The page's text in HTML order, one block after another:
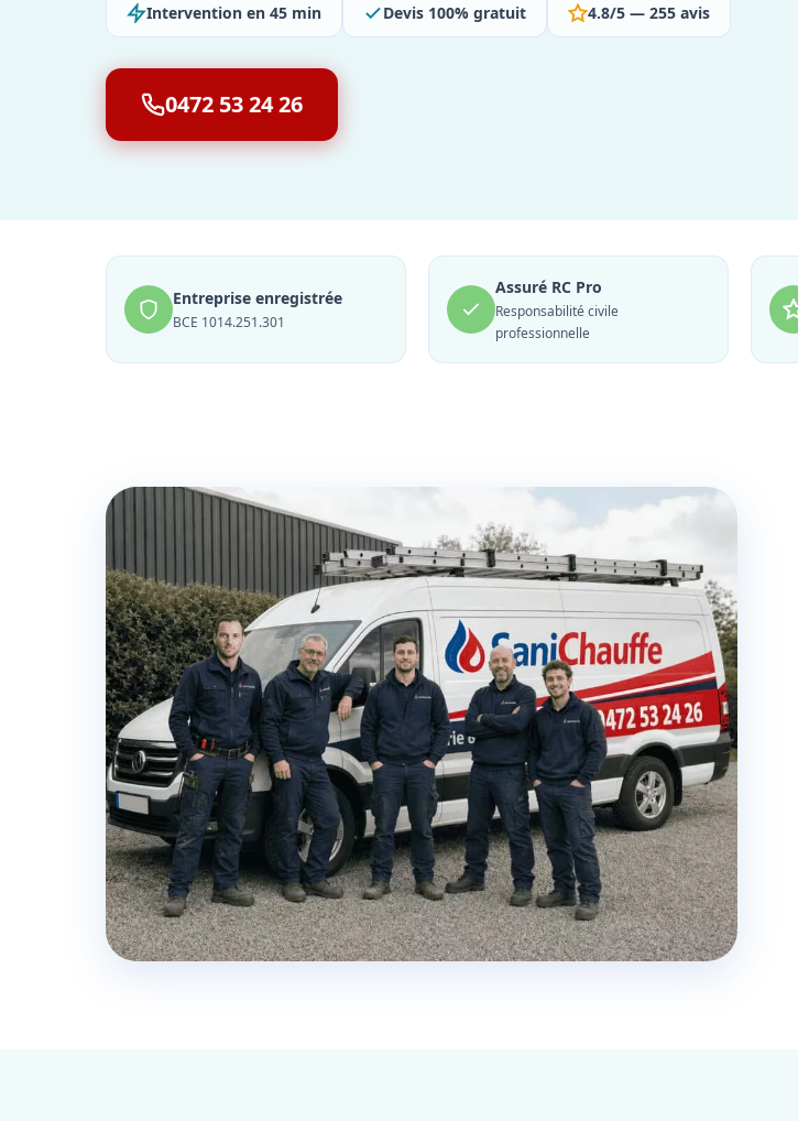
Intervention en 45 min Devis 100% gratuit 4.8/5 — 255 avis
0472 53 24 26
Entreprise enregistrée
BCE 1014.251.301
Assuré RC Pro
Responsabilité civile
professionnelle